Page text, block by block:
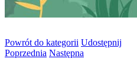
Powrót do kategorii Udostępnij
Poprzednia Następna